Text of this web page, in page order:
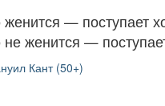
женится — поступает
не женится —
Кант (50+)